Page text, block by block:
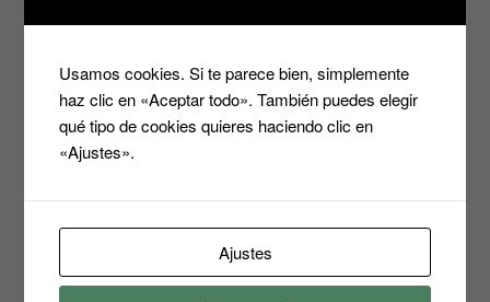
Usamos cookies. Si te parece bien, simplemente
haz clic en «Aceptar todo». También puedes elegir
qué tipo de cookies quieres haciendo clic en
«Ajustes».
Ajustes